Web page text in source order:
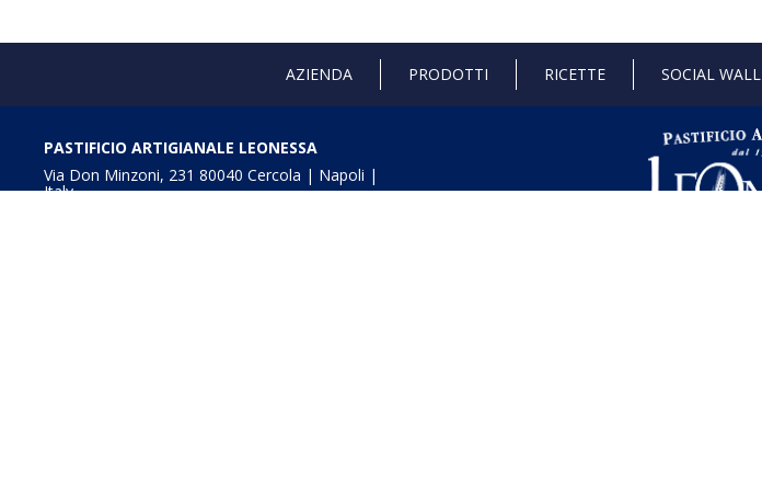
AZIENDA PRODOTTI RICETTE SOCIAL WALL
PASTIFICIO ARTIGIANALE LEONESSA
Via Don Minzoni, 231 80040 Cercola | Napoli |
Italy